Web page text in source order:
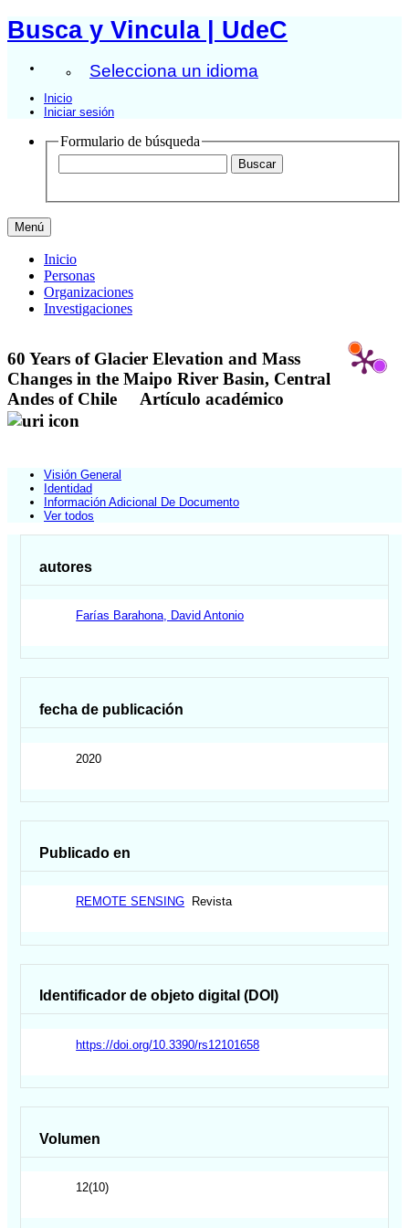
Busca y Vincula | UdeC
Selecciona un idioma
Inicio
Iniciar sesión
Formulario de búsqueda
Menú
Inicio
Personas
Organizaciones
Investigaciones
60 Years of Glacier Elevation and Mass
Changes in the Maipo River Basin, Central
Andes of Chile
Artículo académico
Visión General
Identidad
Información Adicional De Documento
Ver todos
autores
Farías Barahona, David Antonio
fecha de publicación
2020
Publicado en
REMOTE SENSING Revista
Identificador de objeto digital (DOI)
https://doi.org/10.3390/rs12101658
Volumen
12(10)